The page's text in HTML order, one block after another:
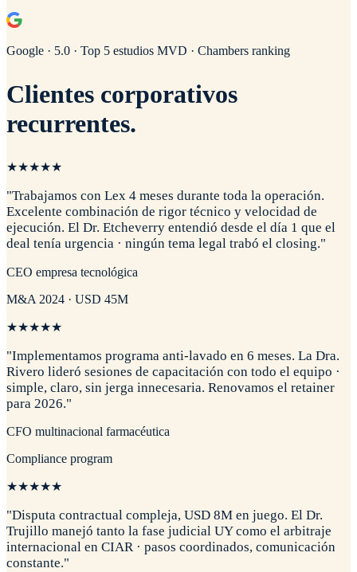
Google · 5.0 · Top 5 estudios MVD · Chambers ranking
Clientes corporativos
recurrentes.
★★★★★
"Trabajamos con Lex 4 meses durante toda la operación.
Excelente combinación de rigor técnico y velocidad de
ejecución. El Dr. Etcheverry entendió desde el día 1 que el
deal tenía urgencia · ningún tema legal trabó el closing."
CEO empresa tecnológica
M&A 2024 · USD 45M
★★★★★
"Implementamos programa anti-lavado en 6 meses. La Dra.
Rivero lideró sesiones de capacitación con todo el equipo ·
simple, claro, sin jerga innecesaria. Renovamos el retainer
para 2026."
CFO multinacional farmacéutica
Compliance program
★★★★★
"Disputa contractual compleja, USD 8M en juego. El Dr.
Trujillo manejó tanto la fase judicial UY como el arbitraje
internacional en CIAR · pasos coordinados, comunicación
constante."